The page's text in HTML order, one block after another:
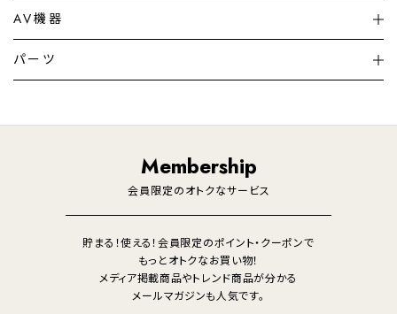
加湿器・空気清浄機
暖房機 掃除機
調理家電 生活家電
シーリングライト
デスクライト
AV機器
テレビ
パーツ
Membership
会員限定のオトクなサービス
貯まる！使える！会員限定のポイント・クーポンで
もっとオトクなお買い物！
メディア掲載商品やトレンド商品が分かる
メールマガジンも人気です。